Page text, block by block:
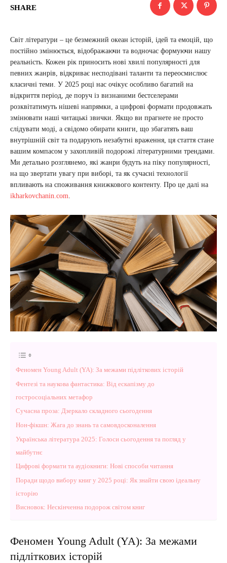
SHARE
Світ літератури – це безмежний океан історій, ідей та емоцій, що
постійно змінюється, відображаючи та водночас формуючи нашу
реальність. Кожен рік приносить нові хвилі популярності для
певних жанрів, відкриває несподівані таланти та переосмислює
класичні теми. У 2025 році нас очікує особливо багатий на
відкриття період, де поруч із визнаними бестселерами
розквітатимуть нішеві напрямки, а цифрові формати продовжать
змінювати наші читацькі звички. Якщо ви прагнете не просто
слідувати моді, а свідомо обирати книги, що збагатять ваш
внутрішній світ та подарують незабутні враження, ця стаття стане
вашим компасом у захопливій подорожі літературними трендами.
Ми детально розглянемо, які жанри будуть на піку популярності,
на що звертати увагу при виборі, та як сучасні технології
впливають на споживання книжкового контенту. Про це далі на
ikharkovchanin.com.
Феномен Young Adult (YA): За межами підліткових історій
Фентезі та наукова фантастика: Від ескапізму до
гостросоціальних метафор
Сучасна проза: Дзеркало складного сьогодення
Нон-фікшн: Жага до знань та самовдосконалення
Українська література 2025: Голоси сьогодення та погляд у
майбутнє
Цифрові формати та аудіокниги: Нові способи читання
Поради щодо вибору книг у 2025 році: Як знайти свою ідеальну
історію
Висновок: Нескінченна подорож світом книг
Феномен Young Adult (YA): За межами
підліткових історій